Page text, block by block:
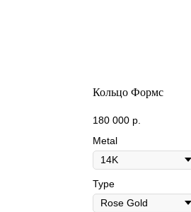
Кольцо Формс
180 000 р.
Metal
Type